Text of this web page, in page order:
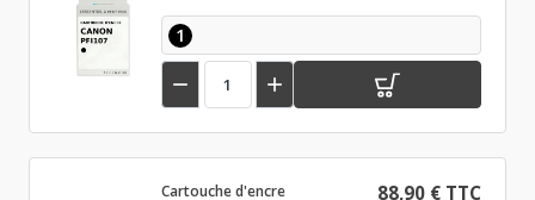
1
 
Cartouche d'encre
88,90 € TTC